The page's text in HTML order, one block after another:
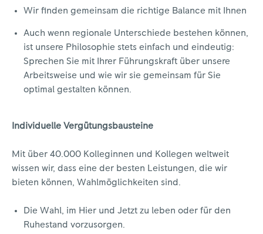
Wir finden gemeinsam die richtige Balance mit Ihnen
Auch wenn regionale Unterschiede bestehen können,
ist unsere Philosophie stets einfach und eindeutig:
Sprechen Sie mit Ihrer Führungskraft über unsere
Arbeitsweise und wie wir sie gemeinsam für Sie
optimal gestalten können.
Individuelle Vergütungsbausteine
Mit über 40.000 Kolleginnen und Kollegen weltweit
wissen wir, dass eine der besten Leistungen, die wir
bieten können, Wahlmöglichkeiten sind.
Die Wahl, im Hier und Jetzt zu leben oder für den
Ruhestand vorzusorgen.